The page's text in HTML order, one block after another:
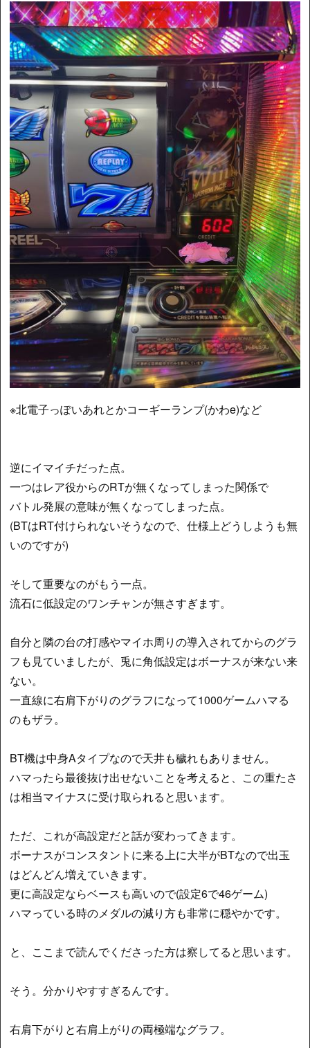
※北電子っぽいあれとかコーギーランプ(かわe)など
逆にイマイチだった点。
一つはレア役からのRTが無くなってしまった関係で
バトル発展の意味が無くなってしまった点。
(BTはRT付けられないそうなので、仕様上どうしようも無
いのですが)
そして重要なのがもう一点。
流石に低設定のワンチャンが無さすぎます。
自分と隣の台の打感やマイホ周りの導入されてからのグラ
フも見ていましたが、兎に角低設定はボーナスが来ない来
ない。
一直線に右肩下がりのグラフになって1000ゲームハマる
のもザラ。
BT機は中身Aタイプなので天井も穢れもありません。
ハマったら最後抜け出せないことを考えると、この重たさ
は相当マイナスに受け取られると思います。
ただ、これが高設定だと話が変わってきます。
ボーナスがコンスタントに来る上に大半がBTなので出玉
はどんどん増えていきます。
更に高設定ならベースも高いので(設定6で46ゲーム)
ハマっている時のメダルの減り方も非常に穏やかです。
と、ここまで読んでくださった方は察してると思います。
そう。分かりやすすぎるんです。
右肩下がりと右肩上がりの両極端なグラフ。